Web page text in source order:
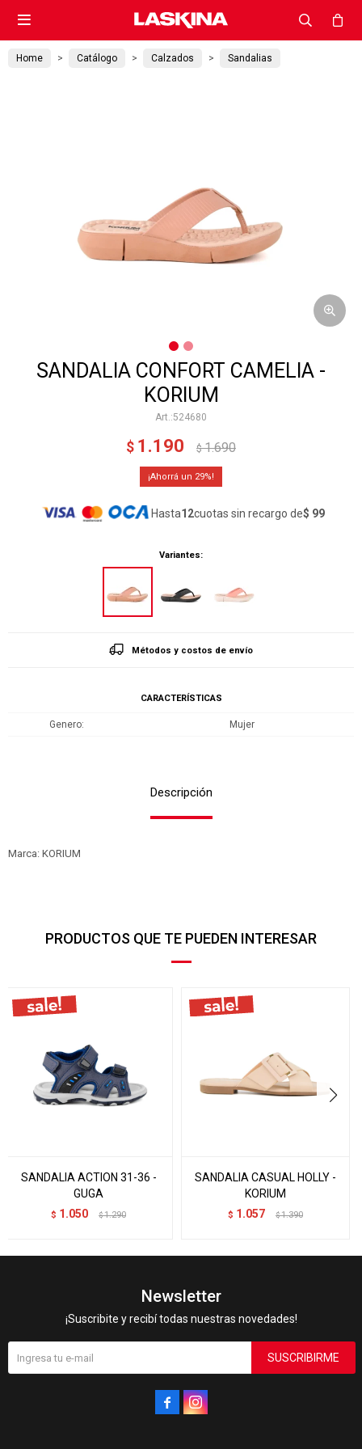

Home Catálogo Calzados Sandalias
SANDALIA CONFORT CAMELIA -
KORIUM
524680
$ 1.190 $ 1.690
29
Hasta12cuotas sin recargo de$ 99
Variantes:
Métodos y costos de envío
CARACTERÍSTICAS
Genero Mujer
Descripción
Marca: KORIUM
PRODUCTOS QUE TE PUEDEN INTERESAR
SANDALIA ACTION 31-36 -
GUGA
$ 1.050 $ 1.290
SANDALIA CASUAL HOLLY -
KORIUM
$ 1.057 $ 1.390
Newsletter
¡Suscribite y recibí todas nuestras novedades!
SUSCRIBIRME
 